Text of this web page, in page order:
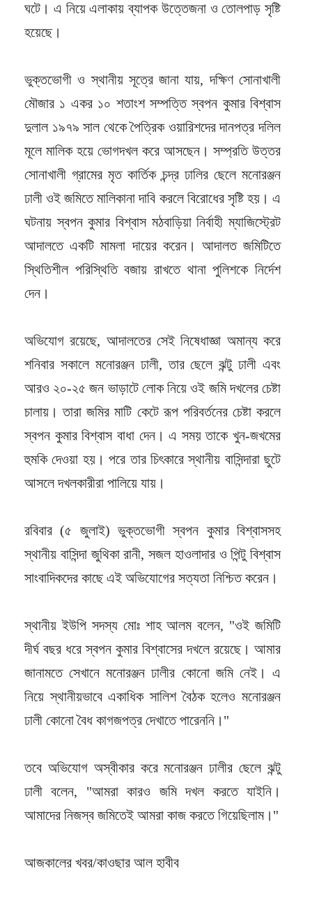
ঘটে। এ নিয়ে এলাকায় ব্যাপক উত্তেজনা ও তোলপাড় সৃষ্টি
হয়েছে।
ভুক্তভোগী ও স্থানীয় সূত্রে জানা যায়, দক্ষিণ সোনাখালী
মৌজার ১ একর ১০ শতাংশ সম্পত্তি স্বপন কুমার বিশ্বাস
দুলাল ১৯৭৯ সাল থেকে পৈত্রিক ওয়ারিশদের দানপত্র দলিল
মূলে মালিক হয়ে ভোগদখল করে আসছেন। সম্প্রতি উত্তর
সোনাখালী গ্রামের মৃত কার্তিক চন্দ্র ঢালির ছেলে মনোরঞ্জন
ঢালী ওই জমিতে মালিকানা দাবি করলে বিরোধের সৃষ্টি হয়। এ
ঘটনায় স্বপন কুমার বিশ্বাস মঠবাড়িয়া নির্বাহী ম্যাজিস্ট্রেট
আদালতে একটি মামলা দায়ের করেন। আদালত জমিটিতে
স্থিতিশীল পরিস্থিতি বজায় রাখতে থানা পুলিশকে নির্দেশ
দেন।
অভিযোগ রয়েছে, আদালতের সেই নিষেধাজ্ঞা অমান্য করে
শনিবার সকালে মনোরঞ্জন ঢালী, তার ছেলে ঝন্টু ঢালী এবং
আরও ২০-২৫ জন ভাড়াটে লোক নিয়ে ওই জমি দখলের চেষ্টা
চালায়। তারা জমির মাটি কেটে রূপ পরিবর্তনের চেষ্টা করলে
স্বপন কুমার বিশ্বাস বাধা দেন। এ সময় তাকে খুন-জখমের
হুমকি দেওয়া হয়। পরে তার চিৎকারে স্থানীয় বাসিন্দারা ছুটে
আসলে দখলকারীরা পালিয়ে যায়।
রবিবার (৫ জুলাই) ভুক্তভোগী স্বপন কুমার বিশ্বাসসহ
স্থানীয় বাসিন্দা জুথিকা রানী, সজল হাওলাদার ও পিন্টু বিশ্বাস
সাংবাদিকদের কাছে এই অভিযোগের সত্যতা নিশ্চিত করেন।
স্থানীয় ইউপি সদস্য মোঃ শাহ আলম বলেন, "ওই জমিটি
দীর্ঘ বছর ধরে স্বপন কুমার বিশ্বাসের দখলে রয়েছে। আমার
জানামতে সেখানে মনোরঞ্জন ঢালীর কোনো জমি নেই। এ
নিয়ে স্থানীয়ভাবে একাধিক সালিশ বৈঠক হলেও মনোরঞ্জন
ঢালী কোনো বৈধ কাগজপত্র দেখাতে পারেননি।"
তবে অভিযোগ অস্বীকার করে মনোরঞ্জন ঢালীর ছেলে ঝন্টু
ঢালী বলেন, "আমরা কারও জমি দখল করতে যাইনি।
আমাদের নিজস্ব জমিতেই আমরা কাজ করতে গিয়েছিলাম।"
আজকালের খবর/কাওছার আল হাবীব